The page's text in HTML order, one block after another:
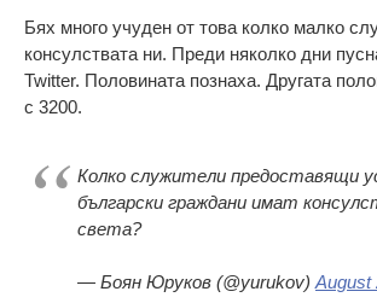
Бях много учуден от това колко малко
консулствата ни. Преди няколко дни
Twitter. Половината познаха. Другата
с 3200.
Колко служители предоставящи
български граждани имат
света?
— Боян Юруков (@yurukov) August